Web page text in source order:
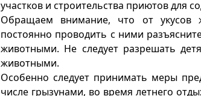
участков и строительства приютов для
Обращаем внимание, что от укусов
постоянно проводить с ними
животными. Не следует разрешать
животными.
Особенно следует принимать меры
числе грызунами, во время летнего